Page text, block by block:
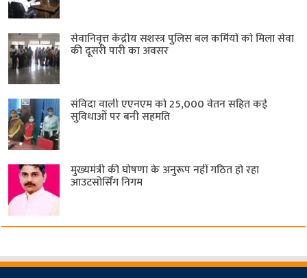
सेवानिवृत्त केंद्रीय सशस्त्र पुलिस बल ​कर्मियों को मिला सेवा
की दूसरी पारी का अवसर
संविदा वाली एएनएम को 25,000 वेतन सहित कई
सुविधाओं पर बनी सहमति
मुख्यमंत्री की घोषणा के अनुरूप नहीं गठित हो रहा
आउटसोर्सिंग निगम